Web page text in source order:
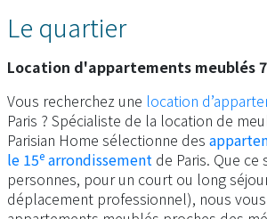
Le quartier
Location d'appartements meublés
Vous recherchez une location
Paris ? Spécialiste de la location de
Parisian Home sélectionne des
le 15e arrondissement de Paris. Que
personnes, pour un court ou long
déplacement professionnel), nous